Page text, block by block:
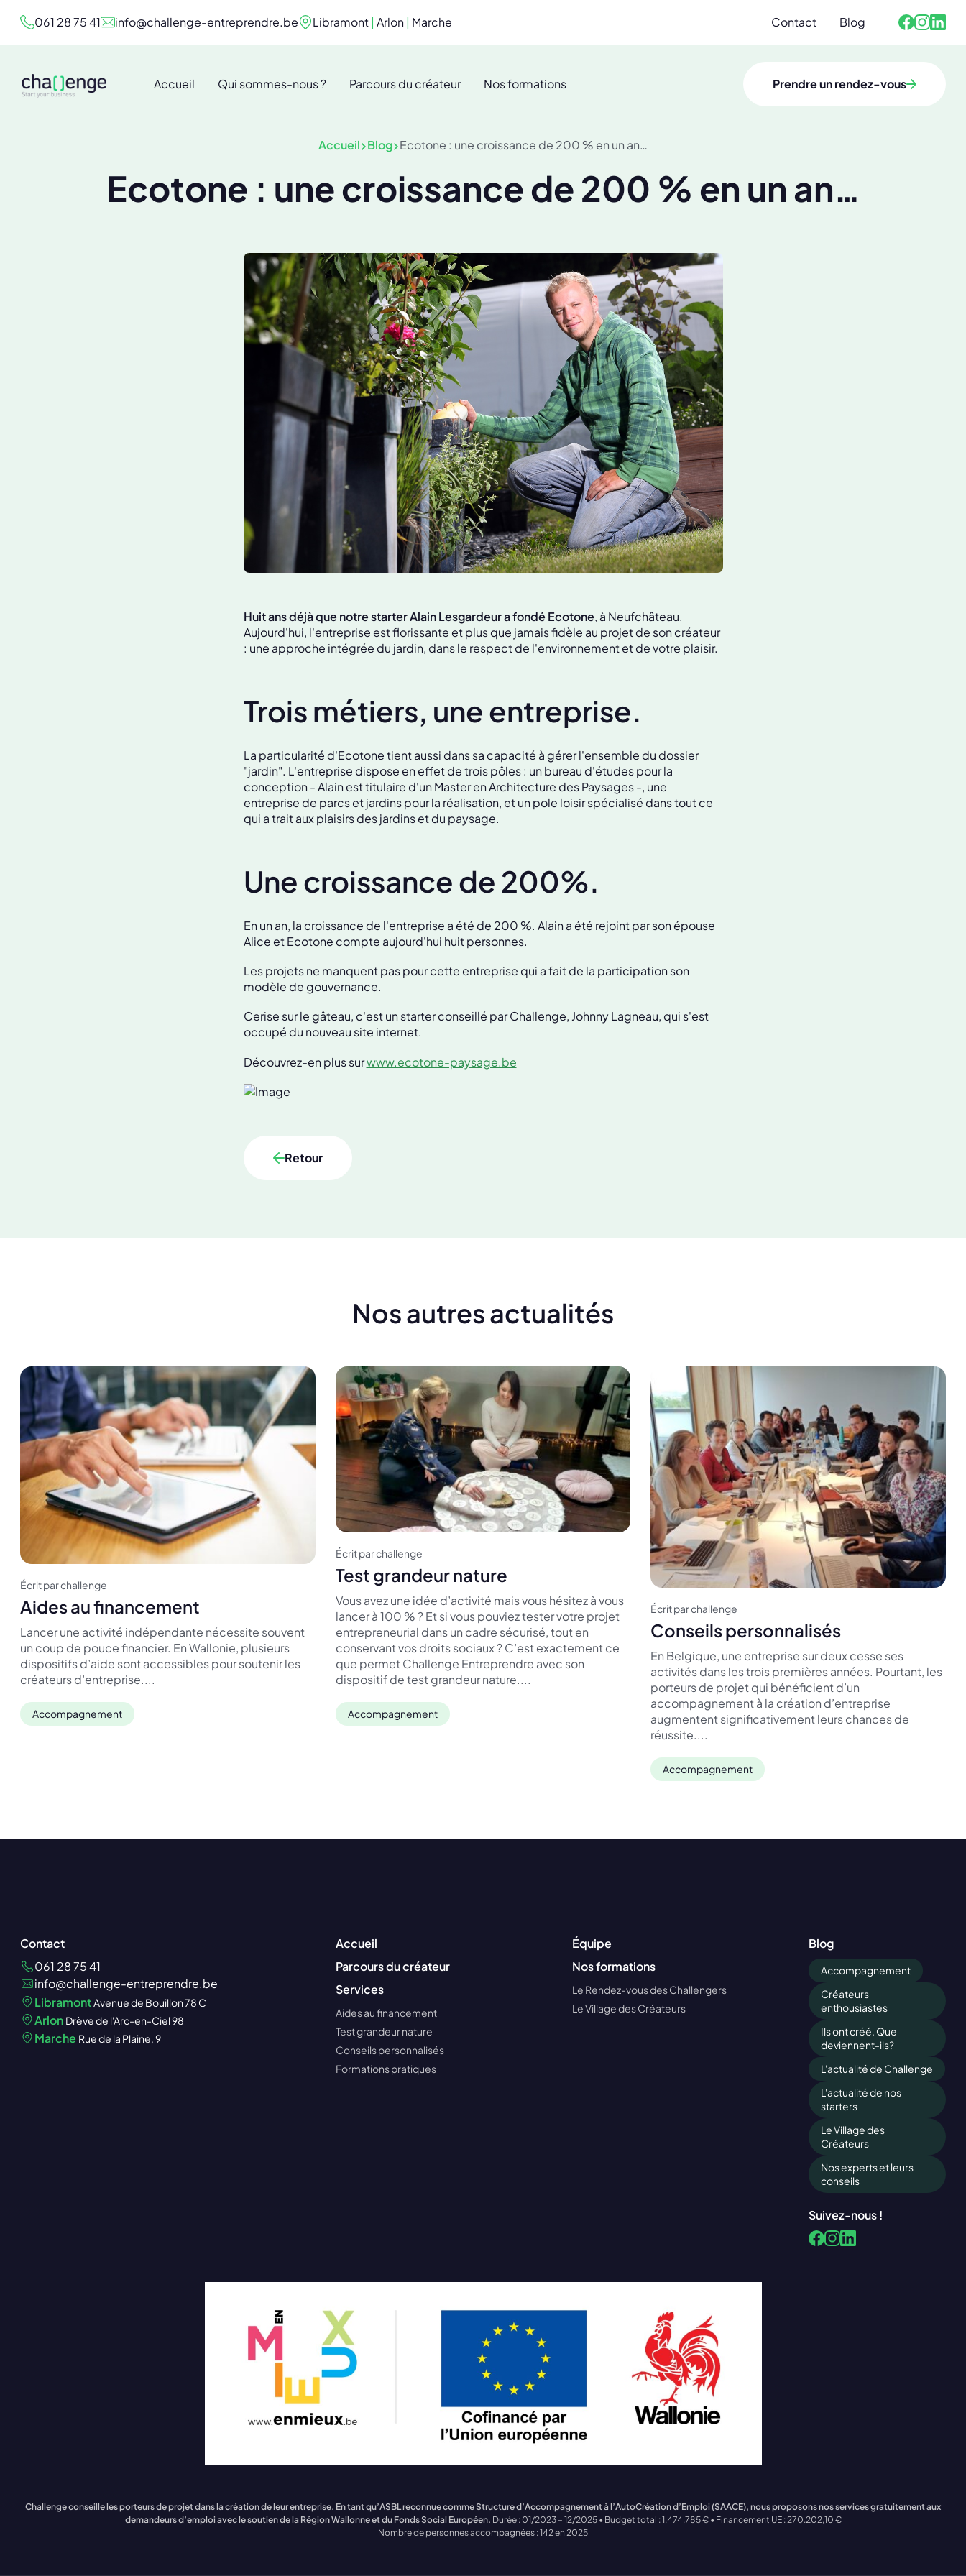
061 28 75 41 info@challenge-entreprendre.be Libramont| Arlon| Marche Contact
Blog
Accueil Qui sommes-nous ? Parcours du créateur Nos formations Prendre un rendez-vous
Accueil Blog Ecotone : une croissance de 200 % en un an…
Ecotone : une croissance de 200 % en un an…
Huit ans déjà que notre starter Alain Lesgardeur a fondé Ecotone, à Neufchâteau.
Aujourd'hui, l'entreprise est florissante et plus que jamais fidèle au projet de son créateur
: une approche intégrée du jardin, dans le respect de l'environnement et de votre plaisir.
Trois métiers, une entreprise.
La particularité d'Ecotone tient aussi dans sa capacité à gérer l'ensemble du dossier
"jardin". L'entreprise dispose en effet de trois pôles : un bureau d'études pour la
conception - Alain est titulaire d'un Master en Architecture des Paysages -, une
entreprise de parcs et jardins pour la réalisation, et un pole loisir spécialisé dans tout ce
qui a trait aux plaisirs des jardins et du paysage.
Une croissance de 200%.
En un an, la croissance de l'entreprise a été de 200 %. Alain a été rejoint par son épouse
Alice et Ecotone compte aujourd'hui huit personnes.
Les projets ne manquent pas pour cette entreprise qui a fait de la participation son
modèle de gouvernance.
Cerise sur le gâteau, c'est un starter conseillé par Challenge, Johnny Lagneau, qui s'est
occupé du nouveau site internet.
Découvrez-en plus surwww.ecotone-paysage.be
Retour
Nos autres actualités
Écrit par challenge
Aides au financement
Lancer une activité indépendante nécessite souvent
un coup de pouce financier. En Wallonie, plusieurs
dispositifs d’aide sont accessibles pour soutenir les
créateurs d’entreprise....
Accompagnement
Écrit par challenge
Test grandeur nature
Vous avez une idée d’activité mais vous hésitez à vous
lancer à 100 % ? Et si vous pouviez tester votre projet
entrepreneurial dans un cadre sécurisé, tout en
conservant vos droits sociaux ? C’est exactement ce
que permet Challenge Entreprendre avec son
dispositif de test grandeur nature....
Accompagnement
Écrit par challenge
Conseils personnalisés
En Belgique, une entreprise sur deux cesse ses
activités dans les trois premières années. Pourtant, les
porteurs de projet qui bénéficient d’un
accompagnement à la création d’entreprise
augmentent significativement leurs chances de
réussite....
Accompagnement
Contact
061 28 75 41
info@challenge-entreprendre.be
LibramontAvenue de Bouillon 78 C
Arlon Drève de l'Arc-en-Ciel 98
Marche Rue de la Plaine, 9
Accueil
Parcours du créateur
Services
Aides au financement
Test grandeur nature
Conseils personnalisés
Formations pratiques
Équipe
Nos formations
Le Rendez-vous des Challengers
Le Village des Créateurs
Blog
Accompagnement
Créateurs
enthousiastes
Ils ont créé. Que
deviennent-ils?
L'actualité de Challenge
L'actualité de nos
starters
Le Village des
Créateurs
Nos experts et leurs
conseils
Suivez-nous !
Challenge conseille les porteurs de projet dans la création de leur entreprise. En tant qu’ASBL reconnue comme Structure d’Accompagnement à l’AutoCréation d’Emploi (SAACE), nous proposons nos services gratuitement aux
demandeurs d’emploi avec le soutien de la Région Wallonne et du Fonds Social Européen. Durée : 01/2023 – 12/2025 • Budget total : 1.474.785 € • Financement UE : 270.202,10 €
Nombre de personnes accompagnées : 142 en 2025